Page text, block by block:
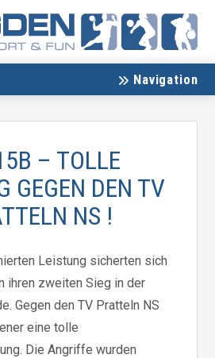
Navigation
– TOLLE
GEGEN DEN TV
NS !
Leistung sicherten sich
ihren zweiten Sieg in der
Gegen den TV Pratteln NS
eine tolle
Die Angriffe wurden